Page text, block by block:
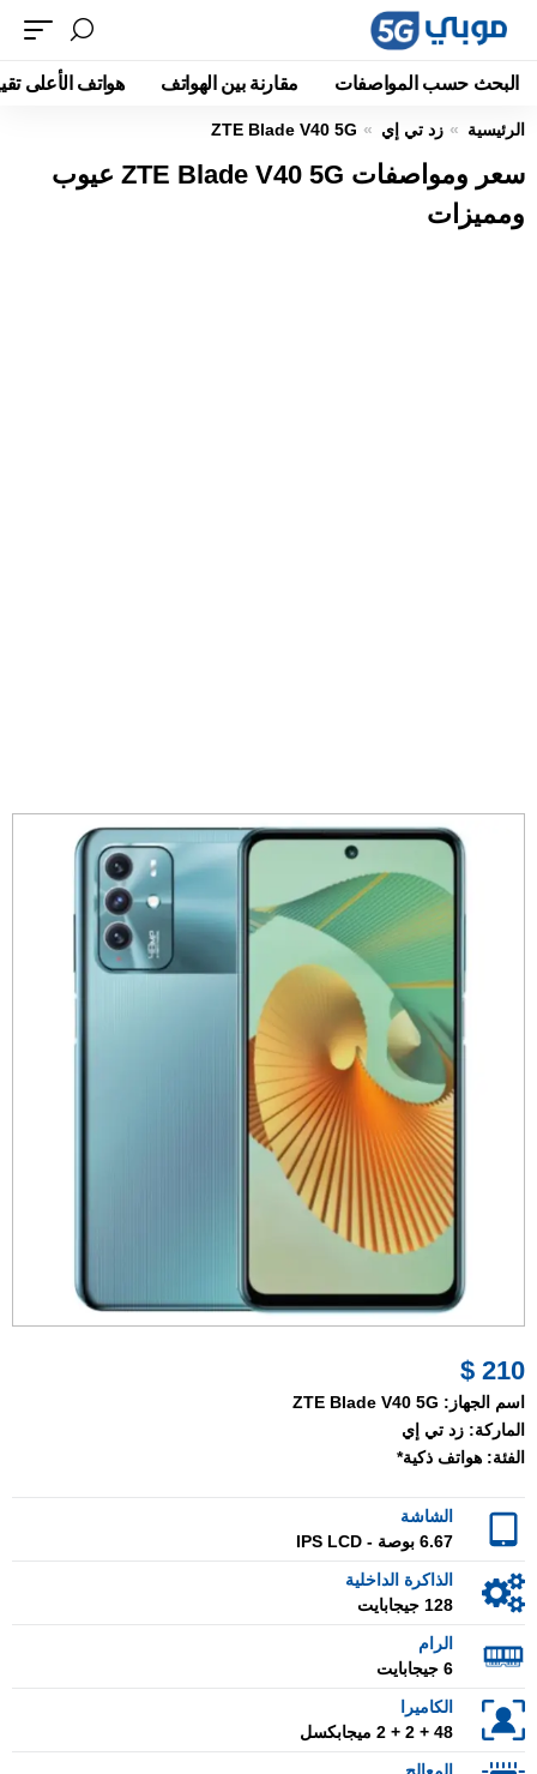
البحث حسب المواصفات مقارنة بين الهواتف هواتف الأعلى
الرئيسية زد تي إي ZTE Blade V40 5G
سعر ومواصفات ZTE Blade V40 5G عيوب
ومميزات
210 $
اسم الجهاز: ZTE Blade V40 5G
الماركة: زد تي إي
الفئة: هواتف ذكية*
الشاشة
6.67 بوصة - IPS LCD
الذاكرة الداخلية
128 جيجابايت
الرام
6 جيجابايت
الكاميرا
48 + 2 + 2 ميجابكسل